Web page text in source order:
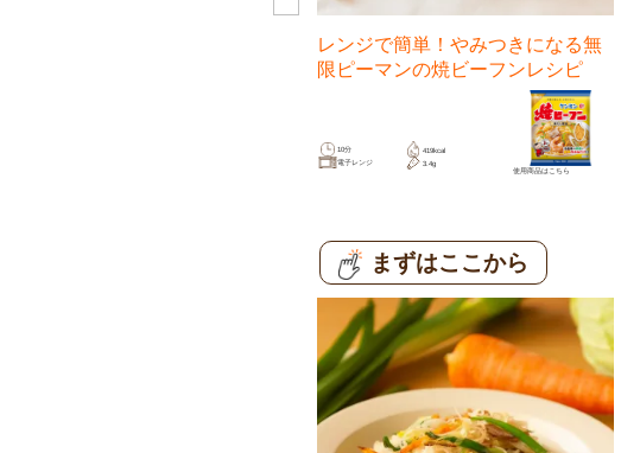
レンジで簡単！やみつきになる無
限ピーマンの焼ビーフンレシピ
10分
419kcal
電子レンジ
3.4g
使用商品は こちら
まずはここから